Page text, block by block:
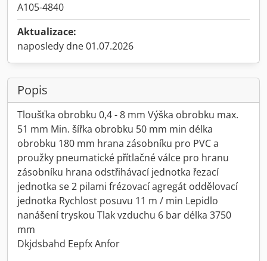
A105-4840
Aktualizace:
naposledy dne 01.07.2026
Popis
Tloušťka obrobku 0,4 - 8 mm Výška obrobku max.
51 mm Min. šířka obrobku 50 mm min délka
obrobku 180 mm hrana zásobníku pro PVC a
proužky pneumatické přítlačné válce pro hranu
zásobníku hrana odstřihávací jednotka řezací
jednotka se 2 pilami frézovací agregát oddělovací
jednotka Rychlost posuvu 11 m / min Lepidlo
nanášení tryskou Tlak vzduchu 6 bar délka 3750
mm
Dkjdsbahd Eepfx Anfor